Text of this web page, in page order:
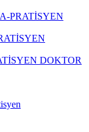
PRATİSYEN
DOKTOR